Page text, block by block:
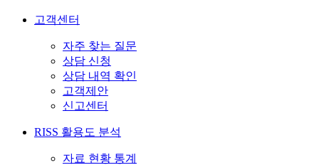
고객센터
자주 찾는 질문
상담 신청
상담 내역 확인
고객제안
신고센터
RISS 활용도 분석
자료 현황 통계